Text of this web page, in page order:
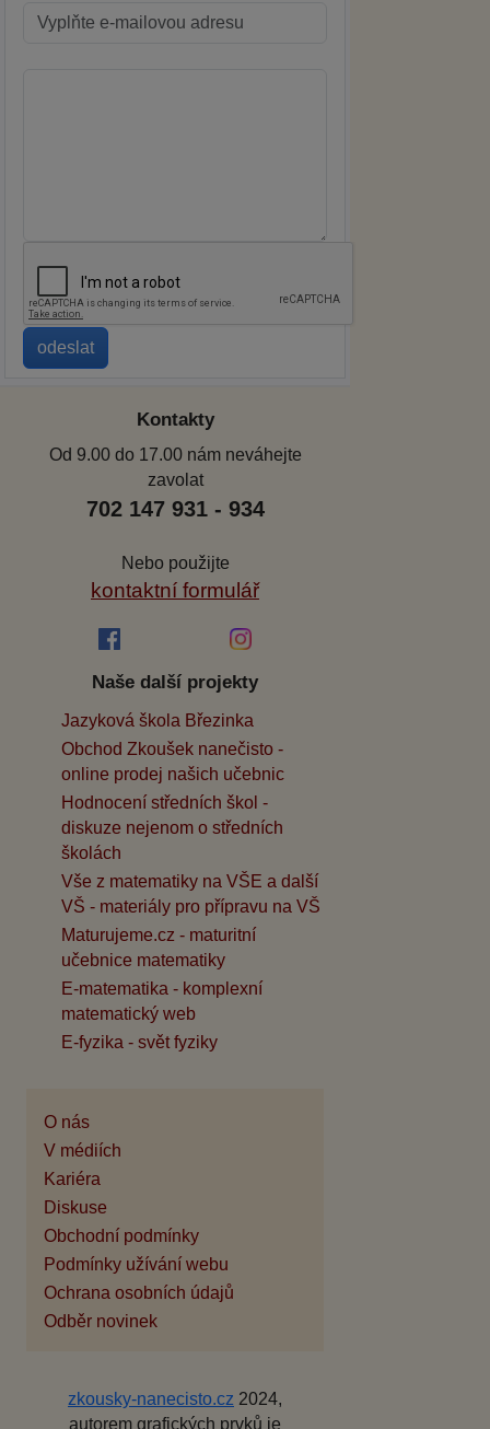
Kontakty
Od 9.00 do 17.00 nám neváhejte
zavolat
702 147 931 - 934
Nebo použijte
kontaktní formulář
Naše další projekty
Jazyková škola Březinka
Obchod Zkoušek nanečisto -
online prodej našich učebnic
Hodnocení středních škol -
diskuze nejenom o středních
školách
Vše z matematiky na VŠE a další
VŠ - materiály pro přípravu na VŠ
Maturujeme.cz - maturitní
učebnice matematiky
E-matematika - komplexní
matematický web
E-fyzika - svět fyziky
O nás
V médiích
Kariéra
Diskuse
Obchodní podmínky
Podmínky užívání webu
Ochrana osobních údajů
Odběr novinek
zkousky-nanecisto.cz 2024,
autorem grafických prvků je